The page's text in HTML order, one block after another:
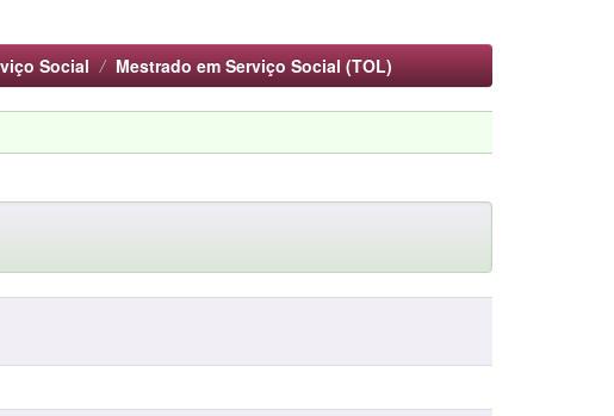
Social Mestrado em Serviço Social (TOL)